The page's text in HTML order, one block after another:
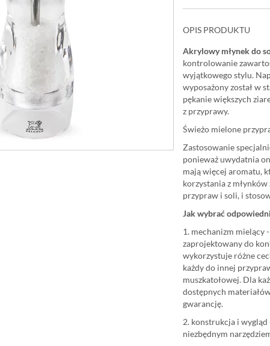
OPIS PRODUKTU
Akrylowy młynek do
kontrolowanie
wyjątkowego stylu.
wyposażony został w
pękanie większych
z przyprawy.
Świeżo mielone
Zastosowanie
ponieważ uwydatnia
mają więcej aromatu,
korzystania z
przypraw i soli, i
Jak wybrać
1. mechanizm mielący
zaprojektowany do
wykorzystuje różne
każdy do innej
muszkatołowej. Dla
dostępnych
gwarancję.
2. konstrukcja i
niezbędnym